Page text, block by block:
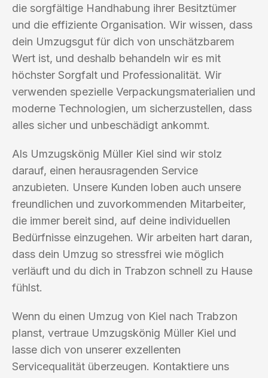
die sorgfältige Handhabung ihrer Besitztümer
und die effiziente Organisation. Wir wissen, dass
dein Umzugsgut für dich von unschätzbarem
Wert ist, und deshalb behandeln wir es mit
höchster Sorgfalt und Professionalität. Wir
verwenden spezielle Verpackungsmaterialien und
moderne Technologien, um sicherzustellen, dass
alles sicher und unbeschädigt ankommt.
Als Umzugskönig Müller Kiel sind wir stolz
darauf, einen herausragenden Service
anzubieten. Unsere Kunden loben auch unsere
freundlichen und zuvorkommenden Mitarbeiter,
die immer bereit sind, auf deine individuellen
Bedürfnisse einzugehen. Wir arbeiten hart daran,
dass dein Umzug so stressfrei wie möglich
verläuft und du dich in Trabzon schnell zu Hause
fühlst.
Wenn du einen Umzug von Kiel nach Trabzon
planst, vertraue Umzugskönig Müller Kiel und
lasse dich von unserer exzellenten
Servicequalität überzeugen. Kontaktiere uns